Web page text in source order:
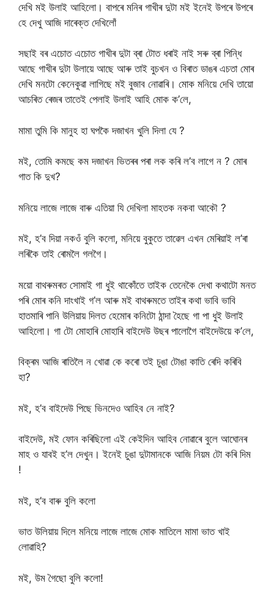
দেখি মই উলাই আহিলো। বাপৰে মনিৰ গাখীৰ দুটা মই ইনেই উপৰে উপৰে
হে দেখু আজি দাৰেক্ত দেখিলোঁ
সছাই বৰ এচোত এচোত গাখীৰ দুটা ব্ৰা টোত ধৰাই নাই সৰু ব্ৰা পিন্ধি
আছে গাখীৰ দুটা উলায়ে আছে আৰু তাই বুচখন ও বিৰাত ডাঙৰ এচতা মোৰ
দেখি মনটো কেনেকুৱা লাগিছে মই বুজাব নোৱাৰি। মোক মনিয়ে দেখি তায়ো
আচৰিত ৰেজৰ তাতেই পেলাই উলাই আহি মোক ক’লে,
মামা তুমি কি মানুহ হা ঘপকৈ দজাখন খুলি দিলা যে ?
মই, তোমি কমছে কম দজাখন ভিতৰৰ পৰা লক কৰি ল’ব লাগে ন ? মোৰ
গাত কি দুখ?
মনিয়ে লাজে লাজে বাৰু এতিয়া যি দেখিলা মাহতক নকবা আকৌ ?
মই, হ’ব দিয়া নকওঁ বুলি কলো, মনিয়ে বুকুতে তাৱেল এখন মেৰিয়াই ল’ৰা
লৰিকৈ তাই ৰোমলৈ গলগৈ।
ময়ো বাথৰুমৰত সোমাই গা ধুই থাকোঁতে তাইক তেনেকৈ দেখা কথাটো মনত
পৰি মোৰ কনি দাংখাই গ’ল আৰু মই বাথৰুমতে তাইৰ কথা ভাবি ভাবি
হাতমাৰি পানি উলিয়ায় দিলত হেমোৰ কনিটো ঠান্দা হৈছে গা পা ধুই উলাই
আহিলো। গা টো মোহাৰি মোহাৰি বাইদেউ উছৰ পালোগৈ বাইদেউয়ে ক’লে,
বিক্ৰম আজি ৰাতিলৈ ন খোৱা কে কৰো তই চুঙা টোঙা কাতি ৰেদি কৰিবি
হা?
মই, হ’ব বাইদেউ পিছে ভিনদেও আহিব নে নাই?
বাইদেউ, মই ফোন কৰিছিলো এই কেইদিন আহিব নোৱাৰে বুলে আঘোনৰ
মাহ ও যাবই হ’ল দেখুন। ইনেই চুঙা দুটামানকে আজি নিয়ম টো কৰি দিম
!
মই, হ’ব বাৰু বুলি কলো
ভাত উলিয়ায় দিলে মনিয়ে লাজে লাজে মোক মাতিলে মামা ভাত খাই
লোৱাহি?
মই, উম গৈছো বুলি কলো!